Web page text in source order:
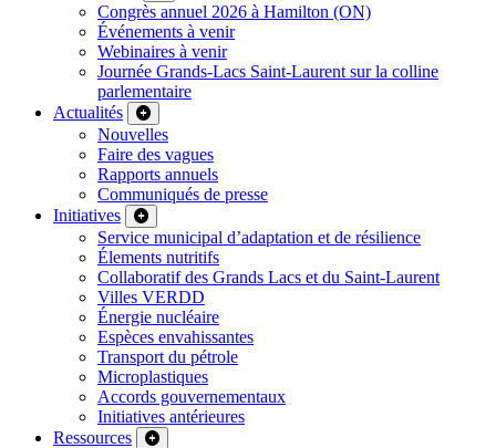
Congrès annuel 2026 à Hamilton (ON)
Événements à venir
Webinaires à venir
Journée Grands-Lacs Saint-Laurent sur la colline
parlementaire
Actualités
Nouvelles
Faire des vagues
Rapports annuels
Communiqués de presse
Initiatives
Service municipal d’adaptation et de résilience
Élements nutritifs
Collaboratif des Grands Lacs et du Saint-Laurent
Villes VERDD
Énergie nucléaire
Espèces envahissantes
Transport du pétrole
Microplastiques
Accords gouvernementaux
Initiatives antérieures
Ressources